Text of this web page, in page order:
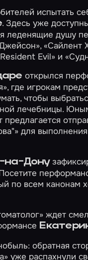
испытать
. Здесь уже
леденящие душу
,«Сайлент
Evil» и
открылся
, где игрокам
чтобы
лечебницы.
предлагается
для
на-Дону
по всем канонам
ждет
обратная
уже распахнули